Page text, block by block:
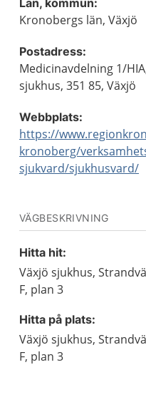
Län, kommun:
Kronobergs län, Växjö
Postadress:
Medicinavdelning 1/
sjukhus, 351 85, Växjö
Webbplats:
https://
kronoberg/
sjukvard/sjukhusvard/
VÄGBESKRIVNING
Hitta hit:
Växjö sjukhus,
F, plan 3
Hitta på plats:
Växjö sjukhus,
F, plan 3